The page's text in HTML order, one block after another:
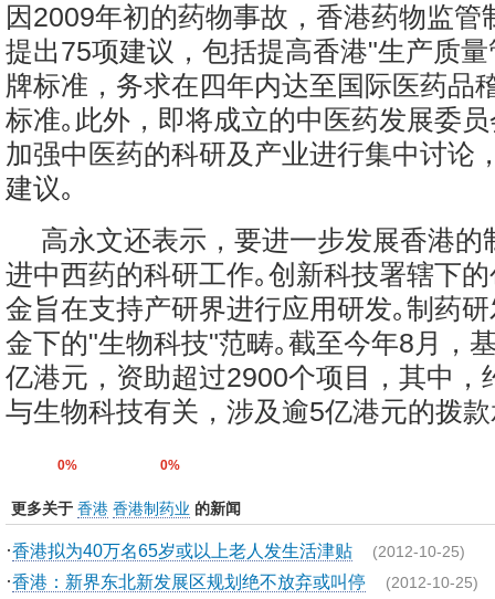
因2009年初的药物事故，香港药物监管
提出75项建议，包括提高香港"生产质
牌标准，务求在四年内达至国际医药品
标准｡此外，即将成立的中医药发展委
加强中医药的科研及产业进行集中讨论
建议｡
高永文还表示，要进一步发展香港的
进中西药的科研工作｡创新科技署辖下
金旨在支持产研界进行应用研发｡制药
金下的"生物科技"范畴｡截至今年8月，
亿港元，资助超过2900个项目，其中，
与生物科技有关，涉及逾5亿港元的拨
0% 0%
更多关于 香港 香港制药业 的新闻
·香港拟为40万名65岁或以上老人发生活津贴 (2012-10-25)
·香港：新界东北新发展区规划绝不放弃或叫停 (2012-10-25)